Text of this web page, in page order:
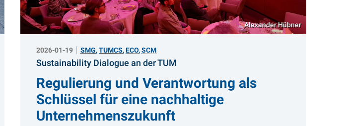
Alexander Hübner
2026-01-19 SMG,TUMCS,ECO,SCM
Sustainability Dialogue an der TUM
Regulierung und Verantwortung als
Schlüssel für eine nachhaltige
Unternehmenszukunft